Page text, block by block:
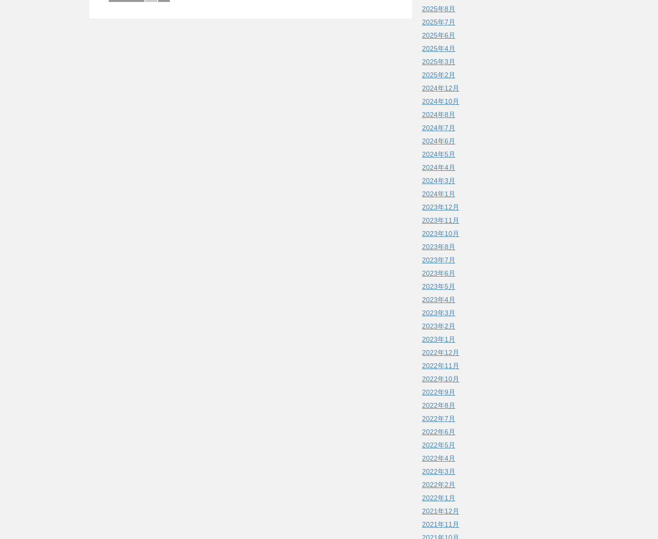
2025年8月
2025年7月
2025年6月
2025年4月
2025年3月
2025年2月
2024年12月
2024年10月
2024年8月
2024年7月
2024年6月
2024年5月
2024年4月
2024年3月
2024年1月
2023年12月
2023年11月
2023年10月
2023年8月
2023年7月
2023年6月
2023年5月
2023年4月
2023年3月
2023年2月
2023年1月
2022年12月
2022年11月
2022年10月
2022年9月
2022年8月
2022年7月
2022年6月
2022年5月
2022年4月
2022年3月
2022年2月
2022年1月
2021年12月
2021年11月